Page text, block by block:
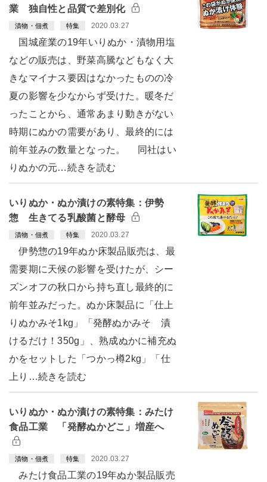
業 独自性と品質で差別化
漬物・佃煮 特集 2020.03.27
国城産業の19年いりぬか・漬物用塩
などの販売は、野菜高騰などもなく大
きなマイナス要因はなかったものの冷
夏の影響を少なからず受けた。暖冬だ
ったことから、通常あまり動きがない
時期にぬかの需要があり、最終的には
前年並みの数量となった。 同社はい
りぬかの元…続きを読む
いりぬか・ぬか漬けの素特集：伊勢
惣 生きてる乳酸菌と酵母
漬物・佃煮 特集 2020.03.27
伊勢惣の19年ぬか床製品販売は、最
需要期に天候の影響を受けたが、シー
ズンオフの秋口から持ち直し最終的に
前年並みだった。ぬか床製品に「仕上
りぬかみそ1kg」「発酵ぬかみそ 漬
けるだけ！350g」、熟成ぬかに補充ぬ
かをセットした「つかっ樽2kg」「仕
上り…続きを読む
いりぬか・ぬか漬けの素特集：みたけ
食品工業 「発酵ぬかどこ」増産へ
漬物・佃煮 特集 2020.03.27
みたけ食品工業の19年ぬか製品販売